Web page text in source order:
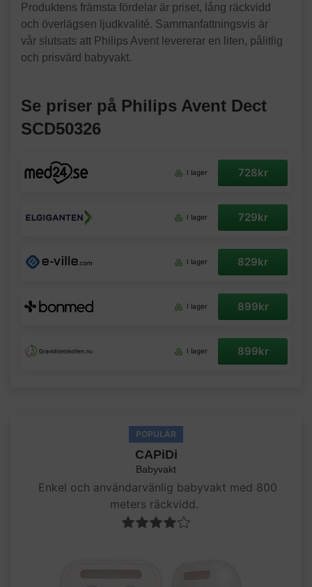
Produktens främsta fördelar är priset, lång räckvidd
och överlägsen ljudkvalité. Sammanfattningsvis är
vår slutsats att Philips Avent levererar en liten, pålitlig
och prisvärd babyvakt.
Se priser på Philips Avent Dect
SCD50326
I lager 728kr
I lager 729kr
I lager 829kr
I lager 899kr
I lager 899kr
POPULÄR
CAPiDi
Babyvakt
Enkel och användarvänlig babyvakt med 800
meters räckvidd.